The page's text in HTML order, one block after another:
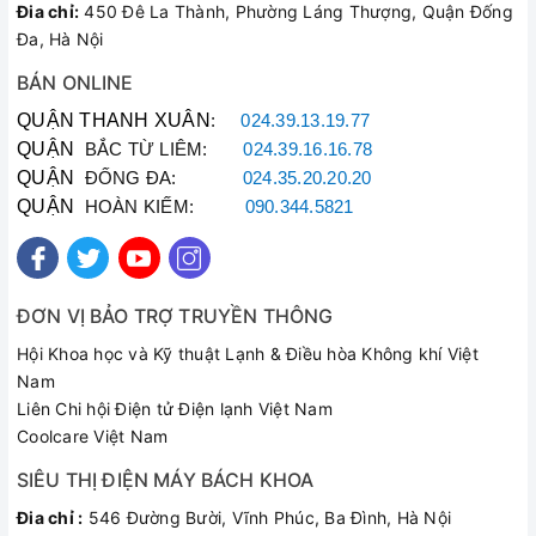
Đia chỉ: 450 Đê La Thành, Phường Láng Thượng, Quận Đống
Đa, Hà Nội
BÁN ONLINE
QUẬN THANH XUÂN :024.39.13.19.77
QUẬN BẮC TỪ LIÊM:024.39.16.16.78
QUẬN ĐỐNG ĐA: 024.35.20.20.20
QUẬN HOÀN KIẾM: 090.344.5821
ĐƠN VỊ BẢO TRỢ TRUYỀN THÔNG
Hội Khoa học và Kỹ thuật Lạnh & Điều hòa Không khí Việt
Nam
Liên Chi hội Điện tử Điện lạnh Việt Nam
Coolcare Việt Nam
SIÊU THỊ ĐIỆN MÁY BÁCH KHOA
Đia chỉ : 546 Đường Bười, Vĩnh Phúc, Ba Đình, Hà Nội